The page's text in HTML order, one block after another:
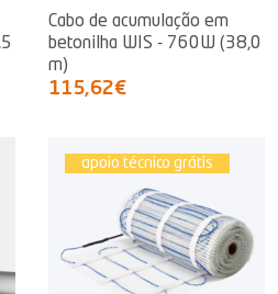
Cabo de acumulação em
betonilha WIS - 760W (38,0
m)
115,62€
apoio técnico grátis